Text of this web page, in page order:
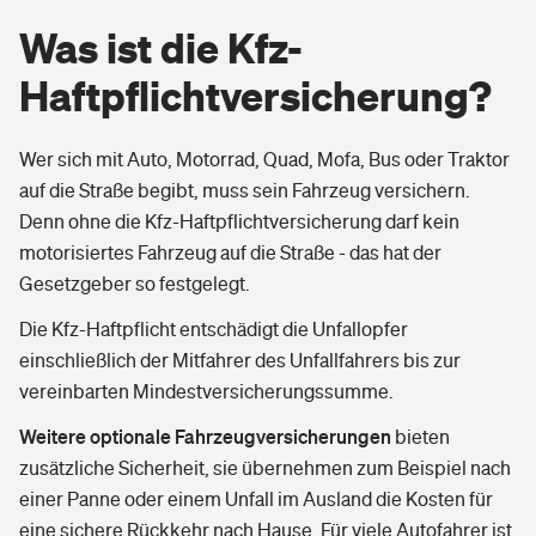
Zur Übersicht
Tools
Rentenrechner: Wie viel Geld bekomme ich im Alter?
Sie haben Fragen?
Photovoltaik
Wärmepumpen versichern
Glasversicherung
Vermieterrrechtsschutz
Restkreditversicherung
Zur Übersicht
Rechts­schutz­ver­si­che­rung
Fahrradversicherung
Unfallversicherung
Kinderunfall­ver­si­che­rung
Kinderinvalidität
Pferdehalter-Haftpflicht
Dread-Disease-Versicherung
Tierkrankenversicherung
Zur Übersicht
Tools
Wer versichert was: Jetzt Versicherer finden
Das sind die Leistungen einer Kfz-
Haftpflichtversicherung
Wie viel zahlt die Kfz-Haftpflicht?
Wissenswertes: Autokauf
Kfz-Haftpflichtversicherung gilt erstmal nur vorläufig
Was ist die Kfz-
Haftpflichtversicherung?
Wer sich mit Auto, Motorrad, Quad, Mofa, Bus oder Traktor
auf die Straße begibt, muss sein Fahrzeug versichern.
Denn ohne die Kfz-Haftpflichtversicherung darf kein
motorisiertes Fahrzeug auf die Straße - das hat der
Gesetzgeber so festgelegt.
Die Kfz-Haftpflicht entschädigt die Unfallopfer
einschließlich der Mitfahrer des Unfallfahrers bis zur
vereinbarten Mindestversicherungssumme.
Weitere optionale Fahrzeugversicherungen bieten
zusätzliche Sicherheit, sie übernehmen zum Beispiel nach
einer Panne oder einem Unfall im Ausland die Kosten für
eine sichere Rückkehr nach Hause. Für viele Autofahrer ist